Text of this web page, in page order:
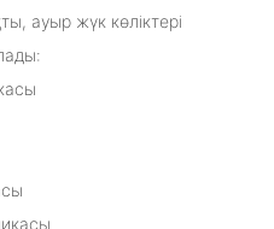
ауыр жүк көліктері